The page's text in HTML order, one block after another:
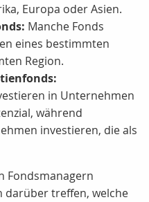
Europa oder Asien.
Manche Fonds
eines bestimmten
Region.
in Unternehmen
während
investieren, die als
Fondsmanagern
darüber treffen, welche